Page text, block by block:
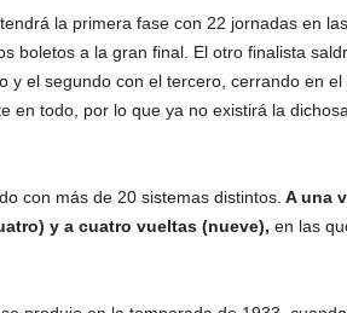
la primera fase con 22 jornadas en
boletos a la gran final. El otro finalista
el segundo con el tercero, cerrando en
en todo, por lo que ya no existirá la
con más de 20 sistemas distintos. A una
y a cuatro vueltas (nueve), en las